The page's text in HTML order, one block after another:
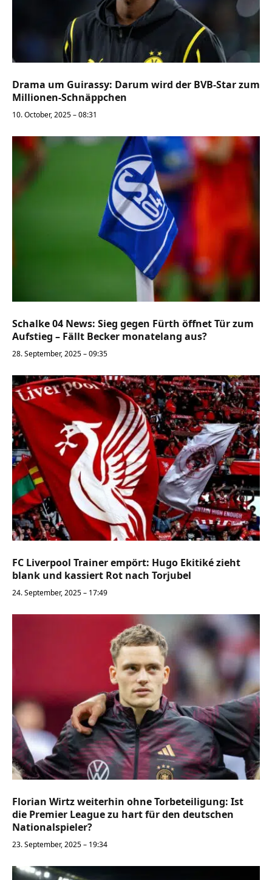
Drama um Guirassy: Darum wird der BVB-Star zum
Millionen-Schnäppchen
10. October, 2025 – 08:31
Schalke 04 News: Sieg gegen Fürth öffnet Tür zum
Aufstieg – Fällt Becker monatelang aus?
28. September, 2025 – 09:35
FC Liverpool Trainer empört: Hugo Ekitiké zieht
blank und kassiert Rot nach Torjubel
24. September, 2025 – 17:49
Florian Wirtz weiterhin ohne Torbeteiligung: Ist
die Premier League zu hart für den deutschen
Nationalspieler?
23. September, 2025 – 19:34